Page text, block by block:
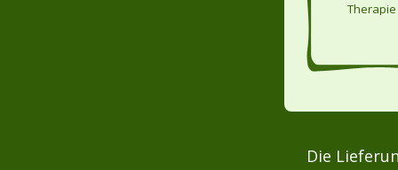
Therapie
Die